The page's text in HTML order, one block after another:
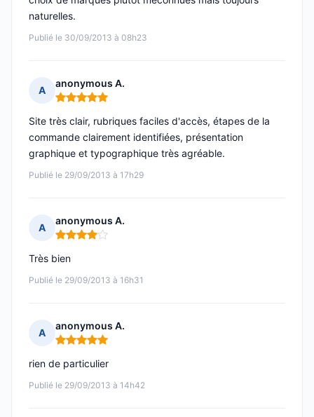
Publié le 30/09/2013 à 08h23
naturelles.
A
anonymous A.
Note : 5 sur 5
Publié le 29/09/2013 à 17h29
Site très clair, rubriques faciles d'accès, étapes de la
commande clairement identifiées, présentation
graphique et typographique très agréable.
A
anonymous A.
Note : 4 sur 5
Publié le 29/09/2013 à 16h31
Très bien
A
anonymous A.
Note : 5 sur 5
Publié le 29/09/2013 à 14h42
rien de particulier